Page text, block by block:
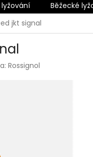
lyžování Běžecké
jkt signal
Rossignol